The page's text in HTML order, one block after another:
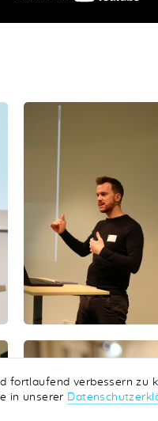
fortlaufend verbessern zu
in unserer